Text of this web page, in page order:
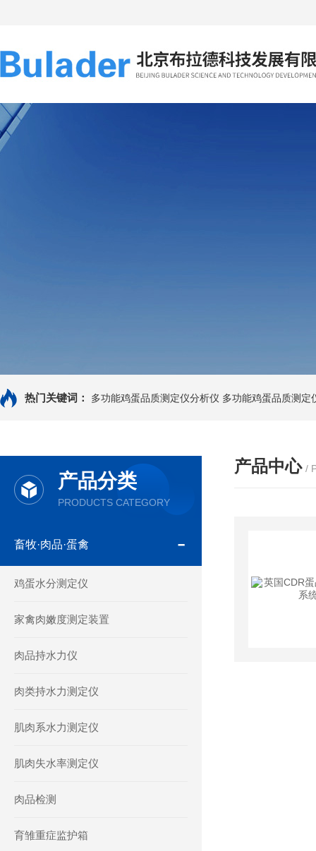
热门关键词： 多功能鸡蛋品质测定仪分析仪 多功能鸡蛋品质测定
产品分类
PRODUCTS CATEGORY
畜牧·肉品·蛋禽
鸡蛋水分测定仪
家禽肉嫩度测定装置
肉品持水力仪
肉类持水力测定仪
肌肉系水力测定仪
肌肉失水率测定仪
肉品检测
育雏重症监护箱
产品中心 /